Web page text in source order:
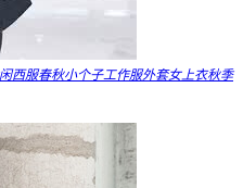
西服春秋小个子工作服外套女上衣秋季